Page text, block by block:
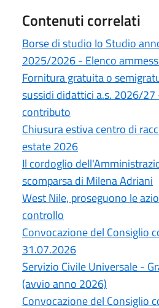
Contenuti correlati
Borse di studio Io Studio
2025/2026 - Elenco
Fornitura gratuita o
sussidi didattici a.s. 2026/
contributo
Chiusura estiva centro di
estate 2026
Il cordoglio
scomparsa di Milena Adriani
West Nile, proseguono le
controllo
Convocazione del Consiglio
31.07.2026
Servizio Civile Universale -
(avvio anno 2026)
Convocazione del Consiglio